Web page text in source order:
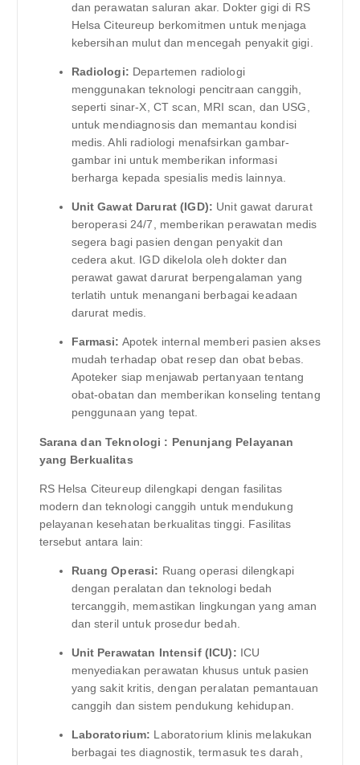
dan perawatan saluran akar. Dokter gigi di RS
Helsa Citeureup berkomitmen untuk menjaga
kebersihan mulut dan mencegah penyakit gigi.
Radiologi: Departemen radiologi
menggunakan teknologi pencitraan canggih,
seperti sinar-X, CT scan, MRI scan, dan USG,
untuk mendiagnosis dan memantau kondisi
medis. Ahli radiologi menafsirkan gambar-
gambar ini untuk memberikan informasi
berharga kepada spesialis medis lainnya.
Unit Gawat Darurat (IGD): Unit gawat darurat
beroperasi 24/7, memberikan perawatan medis
segera bagi pasien dengan penyakit dan
cedera akut. IGD dikelola oleh dokter dan
perawat gawat darurat berpengalaman yang
terlatih untuk menangani berbagai keadaan
darurat medis.
Farmasi: Apotek internal memberi pasien akses
mudah terhadap obat resep dan obat bebas.
Apoteker siap menjawab pertanyaan tentang
obat-obatan dan memberikan konseling tentang
penggunaan yang tepat.
Sarana dan Teknologi : Penunjang Pelayanan
yang Berkualitas
RS Helsa Citeureup dilengkapi dengan fasilitas
modern dan teknologi canggih untuk mendukung
pelayanan kesehatan berkualitas tinggi. Fasilitas
tersebut antara lain:
Ruang Operasi: Ruang operasi dilengkapi
dengan peralatan dan teknologi bedah
tercanggih, memastikan lingkungan yang aman
dan steril untuk prosedur bedah.
Unit Perawatan Intensif (ICU): ICU
menyediakan perawatan khusus untuk pasien
yang sakit kritis, dengan peralatan pemantauan
canggih dan sistem pendukung kehidupan.
Laboratorium: Laboratorium klinis melakukan
berbagai tes diagnostik, termasuk tes darah,